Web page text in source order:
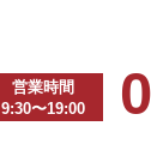
営業時間
9:30〜19:00